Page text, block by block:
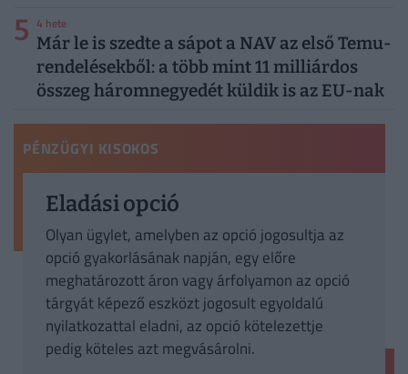
5 4 hete
Már le is szedte a sápot a NAV az első Temu-
rendelésekből: a több mint 11 milliárdos
összeg háromnegyedét küldik is az EU-nak
PÉNZÜGYI KISOKOS
Eladási opció
Olyan ügylet, amelyben az opció jogosultja az
opció gyakorlásának napján, egy előre
meghatározott áron vagy árfolyamon az opció
tárgyát képező eszközt jogosult egyoldalú
nyilatkozattal eladni, az opció kötelezettje
pedig köteles azt megvásárolni.